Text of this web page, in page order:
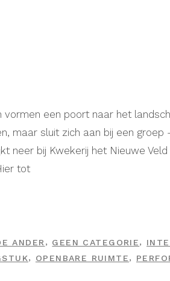
een poort naar het
maar sluit zich aan bij een groep
neer bij Kwekerij het Nieuwe Veld
tot
ANDER , GEEN CATEGORIE,
, OPENBARE RUIMTE,